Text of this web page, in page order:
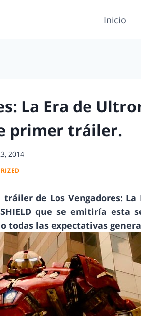
Inicio
La Era de
primer tráiler.
2014
tráiler de Los Vengadores:
que se emitiría esta
todas las expectativas